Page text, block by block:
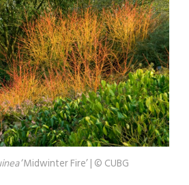
‘Midwinter Fire’ | © CUBG